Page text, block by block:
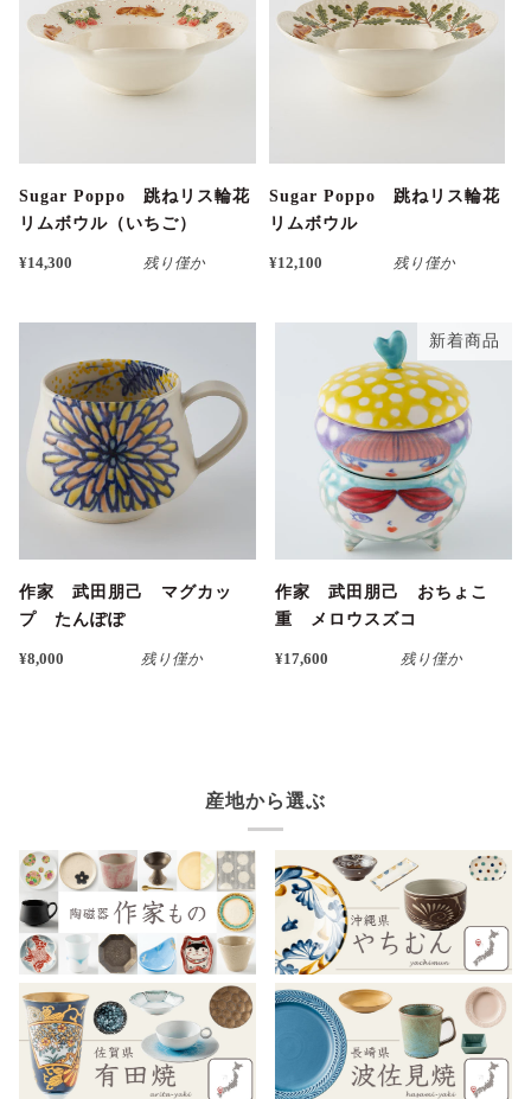
Sugar Poppo 跳ねリス輪花
リムボウル（いちご）
¥14,300 残り僅か
Sugar Poppo 跳ねリス輪花
リムボウル
¥12,100 残り僅か
作家 武田朋己 マグカッ
プ たんぽぽ
¥8,000 残り僅か
新着商品
作家 武田朋己 おちょこ
重 メロウスズコ
¥17,600 残り僅か
産地から選ぶ